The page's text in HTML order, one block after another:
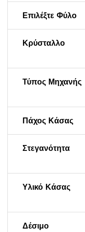
Επιλέξτε Φύλο
Κρύσταλλο
Τύπος Μηχανής
Πάχος Κάσας
Στεγανότητα
Υλικό Κάσας
Δέσιμο